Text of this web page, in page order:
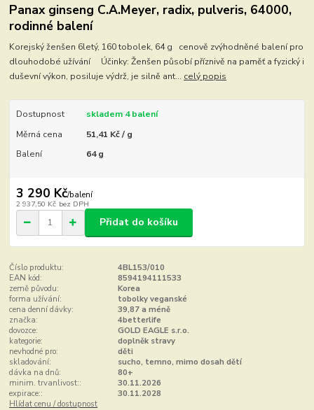
Panax ginseng C.A.Meyer, radix, pulveris, 64000,
rodinné balení
Korejský ženšen 6letý, 160 tobolek, 64 g cenově zvýhodněné balení pro
dlouhodobé užívání Účinky: Ženšen působí příznivě na paměť a fyzický i
duševní výkon, posiluje výdrž, je silně ant... celý popis
Dostupnost
skladem 4 balení
Měrná cena
51,41 Kč / g
Balení
64 g
3 290 Kč/balení
2 937,50 Kč bez DPH
Přidat do košíku
Číslo produktu:
4BL153/010
EAN kód:
8594194111533
země původu:
Korea
forma užívání:
tobolky veganské
cena denní dávky:
39,87 a méně
značka:
4betterlife
dovozce:
GOLD EAGLE s.r.o.
kategorie:
doplněk stravy
nevhodné pro:
děti
skladování:
sucho, temno, mimo dosah dětí
dávka na dnů:
80+
minim. trvanlivost::
30.11.2026
expirace::
30.11.2028
Hlídat cenu / dostupnost